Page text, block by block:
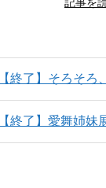
記事を
【終了】そろそろ
【終了】愛舞姉妹